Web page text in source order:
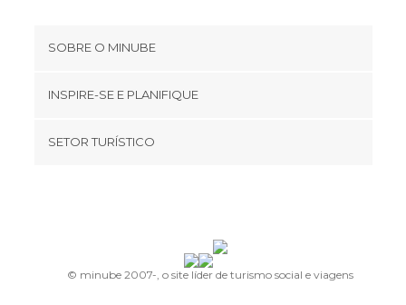
SOBRE O MINUBE
Términos e Condições
INSPIRE-SE E PLANIFIQUE
footer@item_discovertips_anchor
SETOR TURÍSTICO
© minube 2007-, o site líder de turismo social e viagens